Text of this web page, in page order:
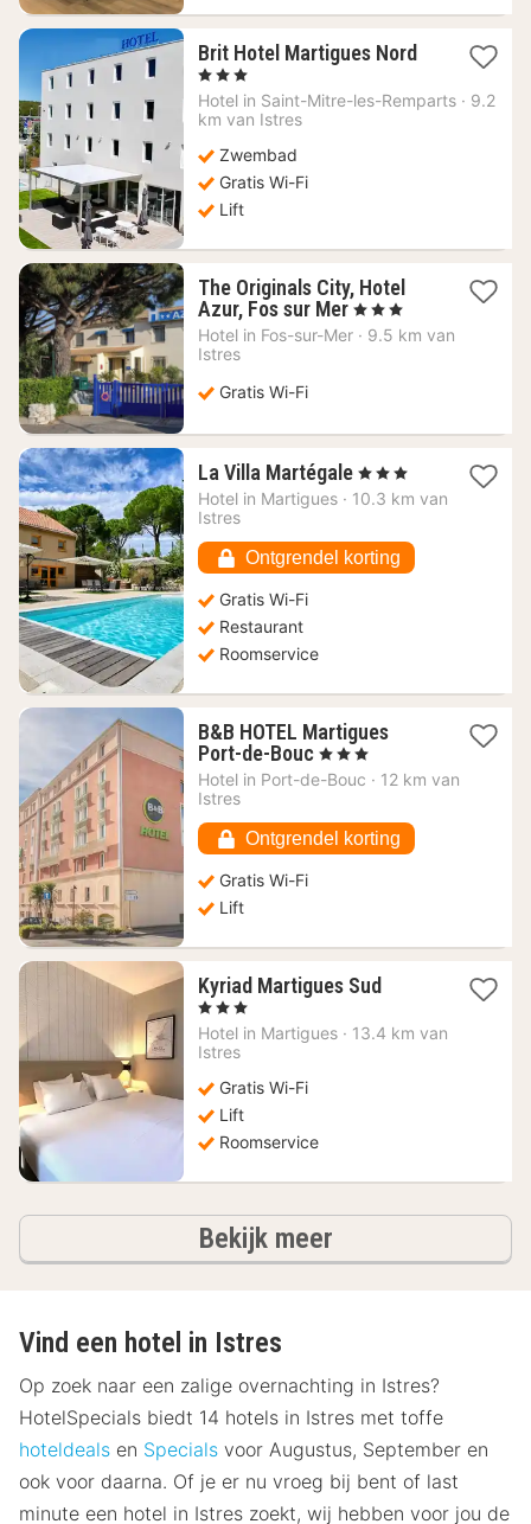
Brit Hotel Martigues Nord1
vanaf
68,64
, 3 Sterren
Hotel in Saint-Mitre-les-Remparts · 9.2
km van Istres
Zwembad
Gratis Wi-Fi
Lift
The Originals City, Hotel
Azur, Fos sur Mer1
nacht
, 3 Sterren
Hotel in Fos-sur-Mer · 9.5 km van
Istres
Gratis Wi-Fi
La Villa Martégale 1
nacht
€
, 3 Sterren
Hotel in Martigues · 10.3 km van
Istres
Ontgrendel korting
Gratis Wi-Fi
Restaurant
Roomservice
B&B HOTEL Martigues
Port-de-Bouc 1
nacht
€
, 3 Sterren
Hotel in Port-de-Bouc · 12 km van
Istres
Ontgrendel korting
Gratis Wi-Fi
Lift
Kyriad Martigues Sud1
vanaf
, 3 Sterren
Hotel in Martigues · 13.4 km van
Istres
Gratis Wi-Fi
Lift
Roomservice
Bekijk meerhotels
Vind een hotel in Istres
Op zoek naar een zalige overnachting in Istres?
HotelSpecials biedt 14 hotels in Istres met toffe
hoteldeals en Specials voor Augustus, September en
ook voor daarna. Of je er nu vroeg bij bent of last
minute een hotel in Istres zoekt, wij hebben voor jou de